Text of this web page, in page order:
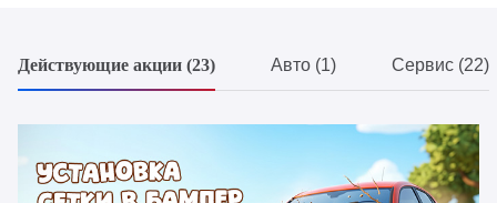
Действующие акции (23) Авто (1) Сервис (22)